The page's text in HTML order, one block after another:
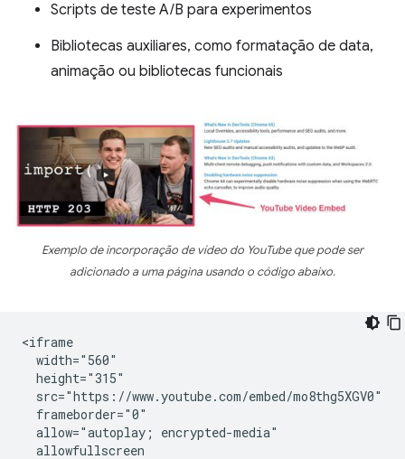
Scripts de teste A/B para experimentos
Bibliotecas auxiliares, como formatação de data,
animação ou bibliotecas funcionais
Exemplo de incorporação de vídeo do YouTube que pode ser
adicionado a uma página usando o código abaixo.
<iframe
  width="560"
  height="315"
  src="https://www.youtube.com/embed/mo8thg5XGV0"
  frameborder="0"
  allow="autoplay; encrypted-media"
  allowfullscreen